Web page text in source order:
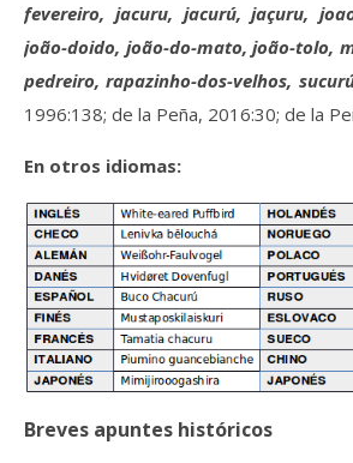
fevereiro, jacuru, jacurú, jaçuru,
joão-doido, joão-do-mato, joão-tolo,
pedreiro, rapazinho-dos-velhos,
1996:138; de la Peña, 2016:30; de la
En otros idiomas:
Breves apuntes históricos